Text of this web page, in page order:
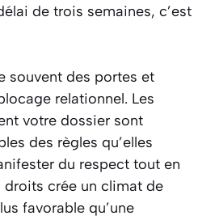
de trois semaines, c’est
souvent des portes et
relationnel. Les
votre dossier sont
des règles qu’elles
du respect tout en
droits crée un climat de
favorable qu’une